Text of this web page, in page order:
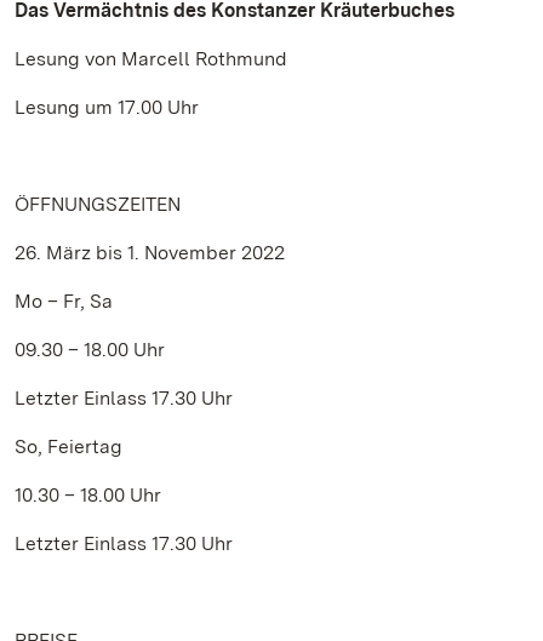
Das Vermächtnis des Konstanzer Kräuterbuches
Lesung von Marcell Rothmund
Lesung um 17.00 Uhr
ÖFFNUNGSZEITEN
26. März bis 1. November 2022
Mo – Fr, Sa
09.30 – 18.00 Uhr
Letzter Einlass 17.30 Uhr
So, Feiertag
10.30 – 18.00 Uhr
Letzter Einlass 17.30 Uhr